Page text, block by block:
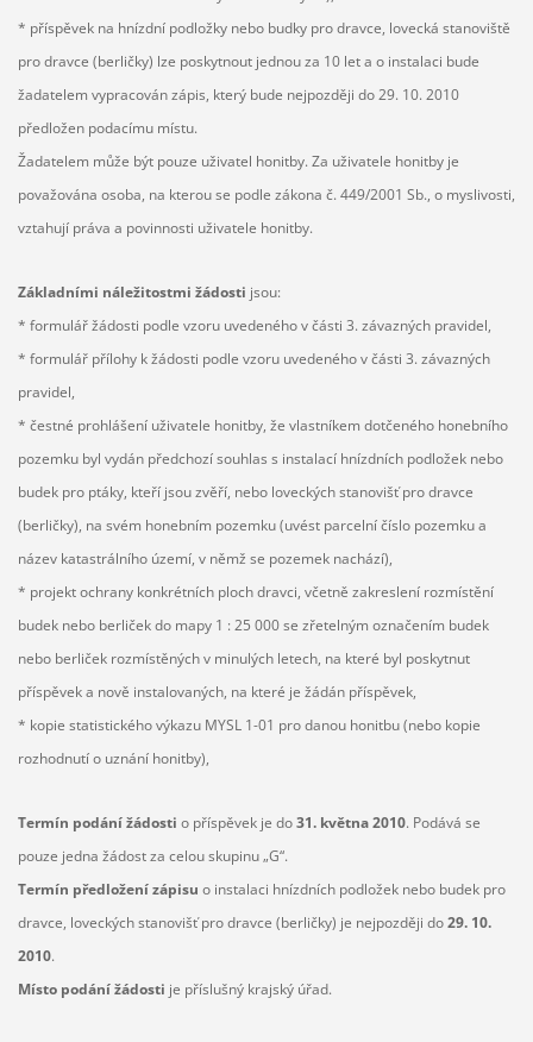
* příspěvek na hnízdní podložky nebo budky pro dravce, lovecká stanoviště
pro dravce (berličky) lze poskytnout jednou za 10 let a o instalaci bude
žadatelem vypracován zápis, který bude nejpozději do 29. 10. 2010
předložen podacímu místu.
Žadatelem může být pouze uživatel honitby. Za uživatele honitby je
považována osoba, na kterou se podle zákona č. 449/2001 Sb., o myslivosti,
vztahují práva a povinnosti uživatele honitby.
Základními náležitostmi žádosti jsou:
* formulář žádosti podle vzoru uvedeného v části 3. závazných pravidel,
* formulář přílohy k žádosti podle vzoru uvedeného v části 3. závazných
pravidel,
* čestné prohlášení uživatele honitby, že vlastníkem dotčeného honebního
pozemku byl vydán předchozí souhlas s instalací hnízdních podložek nebo
budek pro ptáky, kteří jsou zvěří, nebo loveckých stanovišť pro dravce
(berličky), na svém honebním pozemku (uvést parcelní číslo pozemku a
název katastrálního území, v němž se pozemek nachází),
* projekt ochrany konkrétních ploch dravci, včetně zakreslení rozmístění
budek nebo berliček do mapy 1 : 25 000 se zřetelným označením budek
nebo berliček rozmístěných v minulých letech, na které byl poskytnut
příspěvek a nově instalovaných, na které je žádán příspěvek,
* kopie statistického výkazu MYSL 1-01 pro danou honitbu (nebo kopie
rozhodnutí o uznání honitby),
Termín podání žádosti o příspěvek je do31. května 2010. Podává se
pouze jedna žádost za celou skupinu „G“.
Termín předložení zápisu o instalaci hnízdních podložek nebo budek pro
dravce, loveckých stanovišť pro dravce (berličky) je nejpozději do29. 10.
2010.
Místo podání žádosti je příslušný krajský úřad.